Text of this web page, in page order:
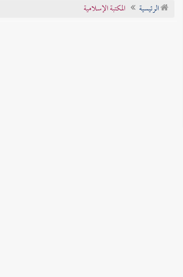
تراجم الأعلام
الرئيسية المكتبة الإسلامية